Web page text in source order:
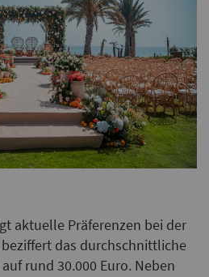
aktuelle Präferenzen bei der
das durchschnittliche
rund 30.000 Euro. Neben